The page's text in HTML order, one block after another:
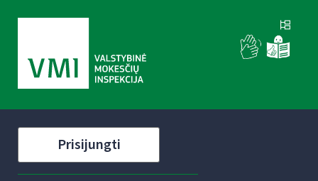
Prisijungti